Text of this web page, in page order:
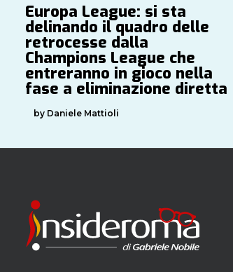
Europa League: si sta
delinando il quadro delle
retrocesse dalla
Champions League che
entreranno in gioco nella
fase a eliminazione diretta
by Daniele Mattioli